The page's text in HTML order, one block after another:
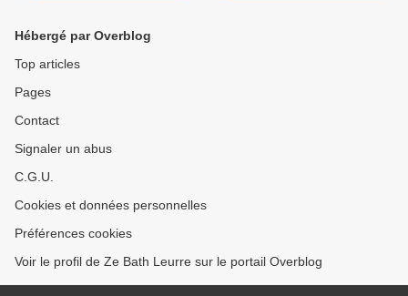
Hébergé par Overblog
Top articles
Pages
Contact
Signaler un abus
C.G.U.
Cookies et données personnelles
Préférences cookies
Voir le profil de Ze Bath Leurre sur le portail Overblog